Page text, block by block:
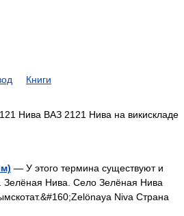
Книги
Нива ВАЗ 2121 Нива на викискладе
— У этого термина существуют и
Зелёная Нива. Село Зелёная Нива
Niva Страна